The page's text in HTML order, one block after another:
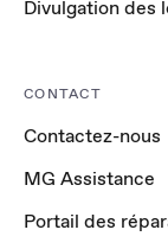
Divulgation des
CONTACT
Contactez-nous
MG Assistance
Portail des